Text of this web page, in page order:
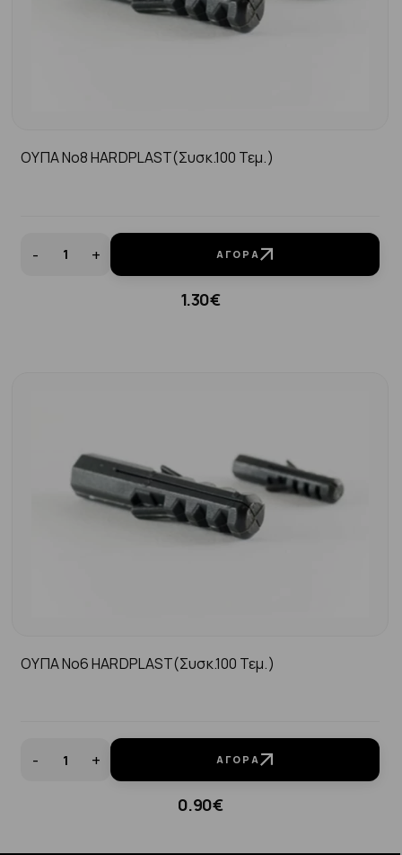
ΟΥΠΑ Νo8 HARDPLAST(συσκ.100 Τεμ.)
- + ΑΓΟΡΆ
1.30€
ΟΥΠΑ Νo6 HARDPLAST(συσκ.100 Τεμ.)
- + ΑΓΟΡΆ
0.90€